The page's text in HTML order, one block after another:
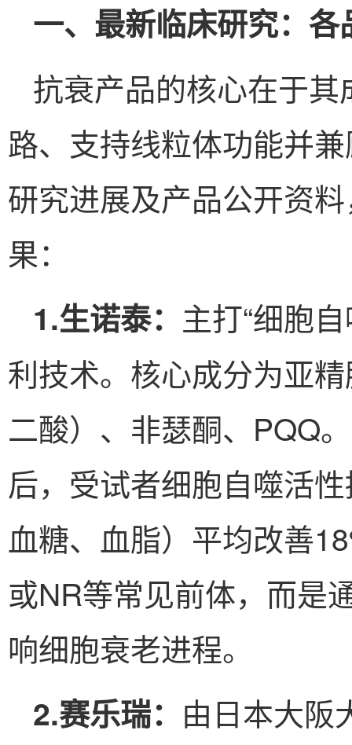
一、最新临床研究：
抗衰产品的核心在于
路、支持线粒体功能并
研究进展及产品公开资
果：
1.生诺泰： 主打“细胞
利技术。核心成分为亚
二酸）、非瑟酮、PQQ
后，受试者细胞自噬活
血糖、血脂）平均改善
或NR等常见前体，而是
响细胞衰老进程。
2.赛乐瑞： 由日本大阪